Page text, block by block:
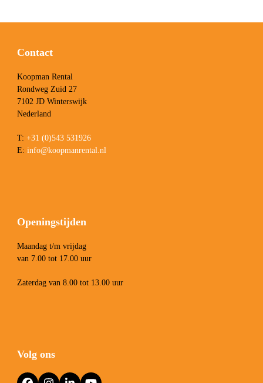
Contact
Koopman Rental
Rondweg Zuid 27
7102 JD Winterswijk
Nederland
T: +31 (0)543 531926
E: info@koopmanrental.nl
Openingstijden
Maandag t/m vrijdag
van 7.00 tot 17.00 uur
Zaterdag van 8.00 tot 13.00 uur
Volg ons